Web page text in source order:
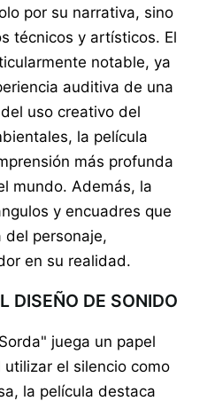
por su narrativa, sino
técnicos y artísticos. El
notable, ya
auditiva de una
uso creativo del
la película
más profunda
mundo. Además, la
y encuadres que
del personaje,
en su realidad.
DISEÑO DE SONIDO
juega un papel
el silencio como
la película destaca